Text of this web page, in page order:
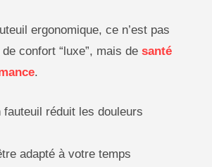
ergonomique, ce n’est pas
confort “luxe”, mais de santé
.
fauteuil réduit les douleurs
adapté à votre temps